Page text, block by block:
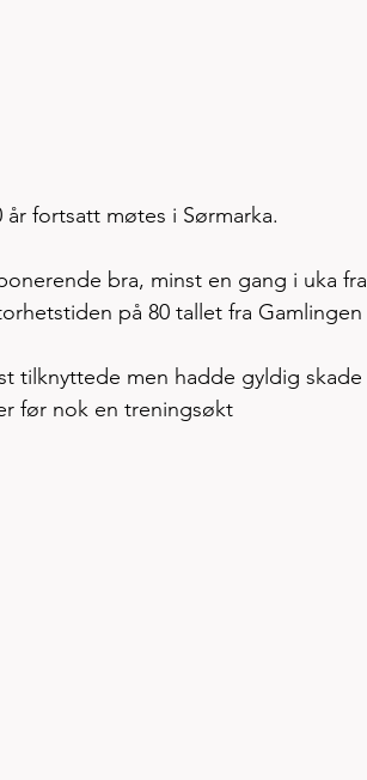
fortsatt møtes i Sørmarka.
bra, minst en gang i uka fra
på 80 tallet fra Gamlingen
tilknyttede men hadde gyldig skade
før nok en treningsøkt